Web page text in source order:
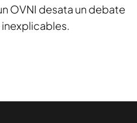
OVNI desata un debate